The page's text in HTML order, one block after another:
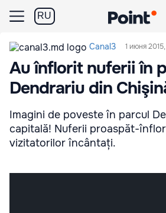
RU
Canal3 1 июня
Au înflorit nuferii în
Dendrariu din
Imagini de poveste în parcul
capitală! Nuferii proaspăt-
vizitatorilor încântați.